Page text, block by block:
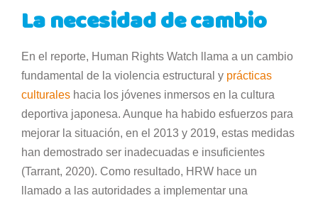
La necesidad de cambio
En el reporte, Human Rights Watch llama a un cambio
fundamental de la violencia estructural y prácticas
culturales hacia los jóvenes inmersos en la cultura
deportiva japonesa. Aunque ha habido esfuerzos para
mejorar la situación, en el 2013 y 2019, estas medidas
han demostrado ser inadecuadas e insuficientes
(Tarrant, 2020). Como resultado, HRW hace un
llamado a las autoridades a implementar una